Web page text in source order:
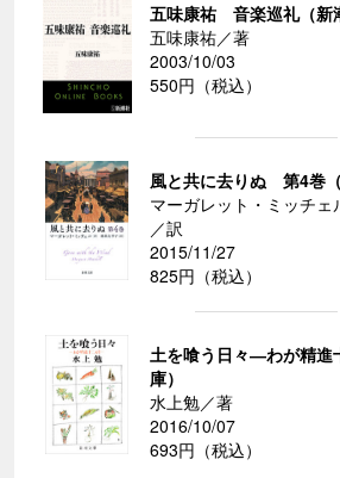
五味康祐 音楽巡礼（新
五味康祐／著
2003/10/03
550円（税込）
風と共に去りぬ 第4巻（
マーガレット・ミッチ
／訳
2015/11/27
825円（税込）
土を喰う日々―わが精
庫）
水上勉／著
2016/10/07
693円（税込）